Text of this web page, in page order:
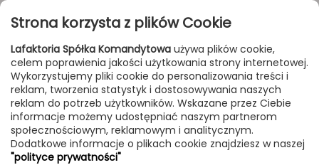
Przejdź do treści
FILTROWANIE & SORTOWANIE
Lampy Producenci AQForm Produkt
MIXLINE LED wpuszczany
Strona korzysta z plików Cookie
Lafaktoria Spółka Komandytowa używa plików cookie,
celem poprawienia jakości użytkowania strony internetowej.
Wykorzystujemy pliki cookie do personalizowania treści i
reklam, tworzenia statystyk i dostosowywania naszych
reklam do potrzeb użytkowników. Wskazane przez Ciebie
informacje możemy udostępniać naszym partnerom
społecznościowym, reklamowym i analitycznym.
Dodatkowe informacje o plikach cookie znajdziesz w naszej
"polityce prywatności"